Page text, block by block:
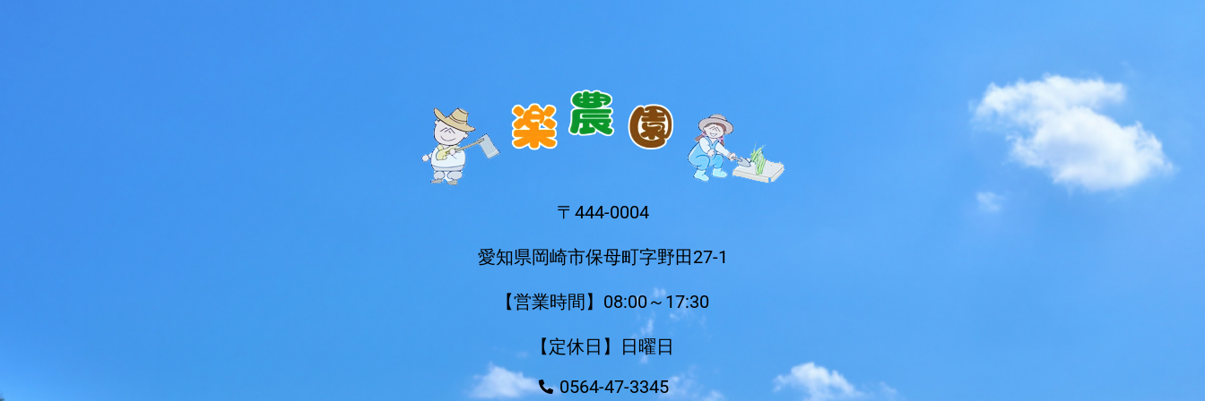
〒444-0004
愛知県岡崎市保母町字野田27-1
【営業時間】08:00～17:30
【定休日】日曜日
0564-47-3345